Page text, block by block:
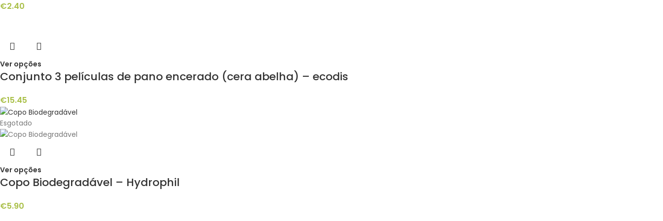
€2.40
Ver opções
Conjunto 3 películas de pano encerado (cera abelha) – ecodis
€15.45
Esgotado
Ver opções
Copo Biodegradável – Hydrophil
€5.90